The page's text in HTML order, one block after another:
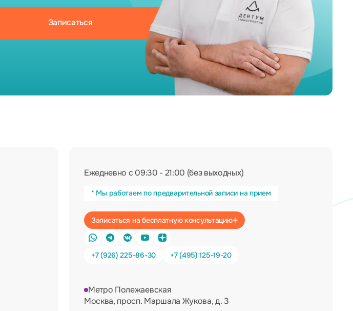
Ежедневно с 09:30 - 21:00 (без выходных)
* Мы работаем по предварительной записи на прием
Записаться на бесплатную консультацию
+7 (926) 225-86-30 +7 (495) 125-19-20
Метро Полежаевская
Москва, просп. Маршала Жукова, д. 3